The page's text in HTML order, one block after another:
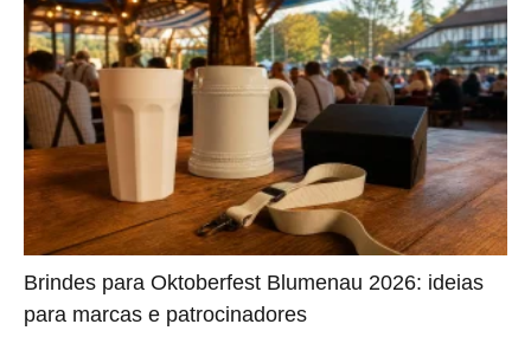
Brindes para Oktoberfest Blumenau 2026: ideias
para marcas e patrocinadores